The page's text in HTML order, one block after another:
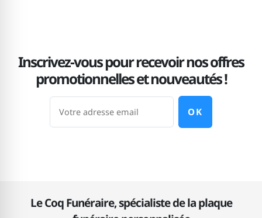
Inscrivez-vous pour recevoir nos offres
promotionnelles et nouveautés !
OK
Le Coq Funéraire, spécialiste de la plaque